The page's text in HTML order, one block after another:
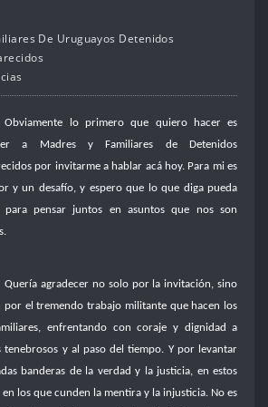
De Uruguayos Detenidos
Obviamente lo primero que quiero hacer es
a Madres y Familiares de Detenidos
por invitarme a hablar acá hoy. Para mi es
y un desafío, y espero que lo que diga pueda
pensar juntos en asuntos que nos son
Quería agradecer no solo por la invitación, sino
por el tremendo trabajo militante que hacen los
enfrentando con coraje y dignidad a
tenebrosos y al paso del tiempo. Y por levantar
banderas de la verdad y la justicia, en estos
en los que cunden la mentira y la injusticia. No es